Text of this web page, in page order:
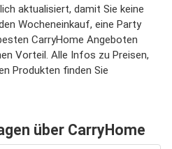
aktualisiert, damit Sie keine
Wocheneinkauf, eine Party
CarryHome Angeboten
Vorteil. Alle Infos zu Preisen,
Produkten finden Sie
über CarryHome